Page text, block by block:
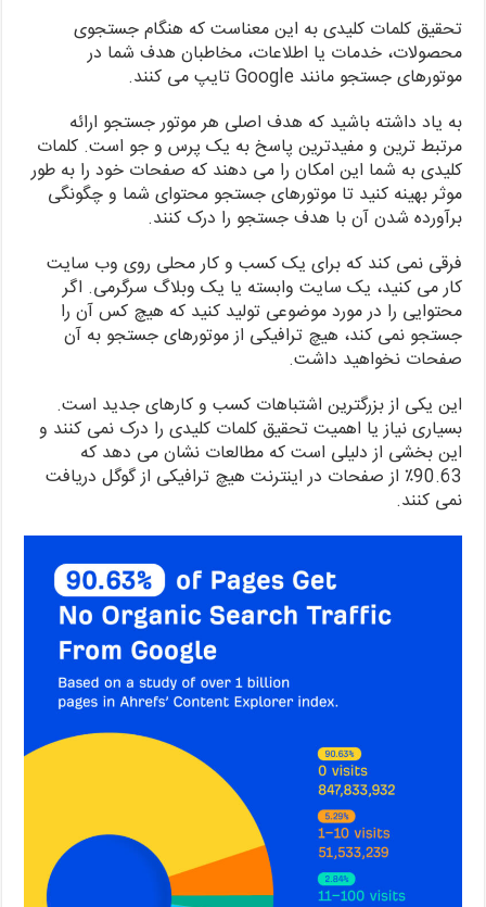
تحقیق کلمات کلیدی به این معناست که هنگام جستجوی
محصولات، خدمات یا اطلاعات، مخاطبان هدف شما در
موتورهای جستجو مانند Google تایپ می کنند.
به یاد داشته باشید که هدف اصلی هر موتور جستجو ارائه
مرتبط ترین و مفیدترین پاسخ به یک پرس و جو است. کلمات
کلیدی به شما این امکان را می دهند که صفحات خود را به طور
موثر بهینه کنید تا موتورهای جستجو محتوای شما و چگونگی
برآورده شدن آن با هدف جستجو را درک کنند.
فرقی نمی کند که برای یک کسب و کار محلی روی وب سایت
کار می کنید، یک سایت وابسته یا یک وبلاگ سرگرمی. اگر
محتوایی را در مورد موضوعی تولید کنید که هیچ کس آن را
جستجو نمی کند، هیچ ترافیکی از موتورهای جستجو به آن
صفحات نخواهید داشت.
این یکی از بزرگترین اشتباهات کسب و کارهای جدید است.
بسیاری نیاز یا اهمیت تحقیق کلمات کلیدی را درک نمی کنند و
این بخشی از دلیلی است که مطالعات نشان می دهد که
90.63٪ از صفحات در اینترنت هیچ ترافیکی از گوگل دریافت
نمی کنند.